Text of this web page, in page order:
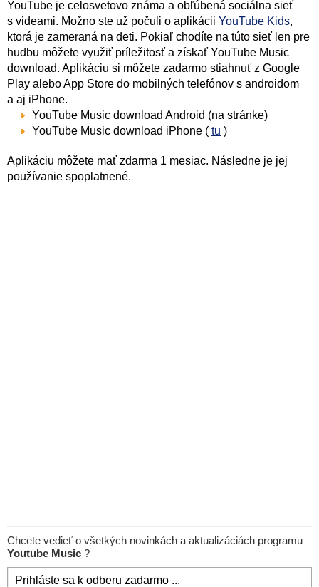
YouTube je celosvetovo známa a obľúbená sociálna sieť
s videami. Možno ste už počuli o aplikácii YouTube Kids,
ktorá je zameraná na deti. Pokiaľ chodíte na túto sieť len pre
hudbu môžete využiť príležitosť a získať YouTube Music
download. Aplikáciu si môžete zadarmo stiahnuť z Google
Play alebo App Store do mobilných telefónov s androidom
a aj iPhone.
YouTube Music download Android (na stránke)
YouTube Music download iPhone ( tu )
Aplikáciu môžete mať zdarma 1 mesiac. Následne je jej
používanie spoplatnené.
Chcete vedieť o všetkých novinkách a aktualizáciách programu
Youtube Music ?
Prihláste sa k odberu zadarmo ...